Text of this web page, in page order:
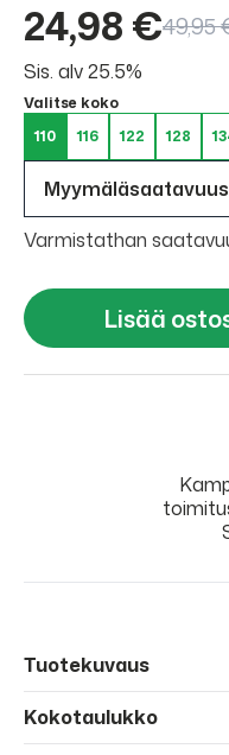
24,98 €49,95
Sis. alv 25.5%
Valitse koko
110
116 122 128
Myymäläsaatavuus
Varmistathan
Lisää
Tuotekuvaus
Kokotaulukko